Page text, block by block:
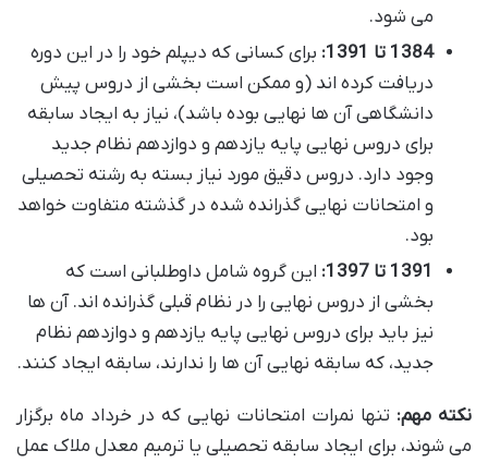
می شود.
1384 تا 1391:
برای کسانی که دیپلم خود را در این دوره
دریافت کرده اند (و ممکن است بخشی از دروس پیش
دانشگاهی آن ها نهایی بوده باشد)، نیاز به ایجاد سابقه
برای دروس نهایی پایه یازدهم و دوازدهم نظام جدید
وجود دارد. دروس دقیق مورد نیاز بسته به رشته تحصیلی
و امتحانات نهایی گذرانده شده در گذشته متفاوت خواهد
بود.
1391 تا 1397:
این گروه شامل داوطلبانی است که
بخشی از دروس نهایی را در نظام قبلی گذرانده اند. آن ها
نیز باید برای دروس نهایی پایه یازدهم و دوازدهم نظام
جدید، که سابقه نهایی آن ها را ندارند، سابقه ایجاد کنند.
نکته مهم: تنها نمرات امتحانات نهایی که در خرداد ماه برگزار
می شوند، برای ایجاد سابقه تحصیلی یا ترمیم معدل ملاک عمل